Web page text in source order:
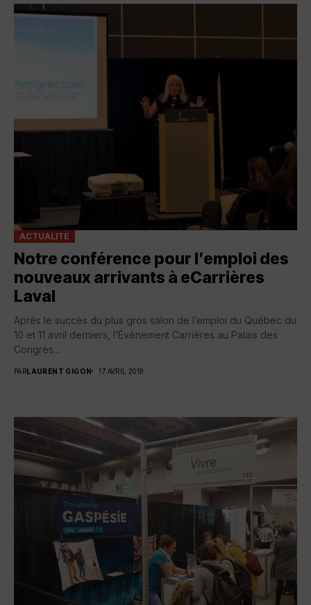
ACTUALITÉ
Notre conférence pour l’emploi des
nouveaux arrivants à eCarrières
Laval
Après le succès du plus gros salon de l’emploi du Québec du
10 et 11 avril derniers, l’Évènement Carrières au Palais des
Congrès...
PARLAURENT GIGON 17 AVRIL 2019